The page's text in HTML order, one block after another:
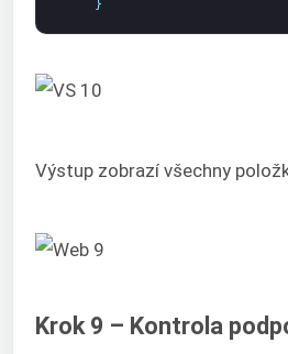
}
Výstup zobrazí všechny
Krok 9 – Kontrola